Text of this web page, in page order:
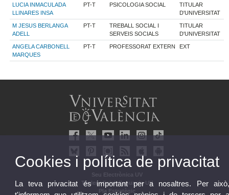
LUCIA INMACULADA
LLINARES INSA
PT-T PSICOLOGIA SOCIAL
TITULAR
D'UNIVERSITAT
M JESUS BERLANGA
ADELL
PT-T
TREBALL SOCIAL I
SERVEIS SOCIALS
TITULAR
D'UNIVERSITAT
ANGELA CARBONELL
MARQUES
PT-T PROFESSORAT EXTERN EXT
Seu Electrònica UV
Tauler oficial d'anuncis UV
Pla Estratègic
Cookies i política de privacitat
La teva privacitat és important per a nosaltres. Per